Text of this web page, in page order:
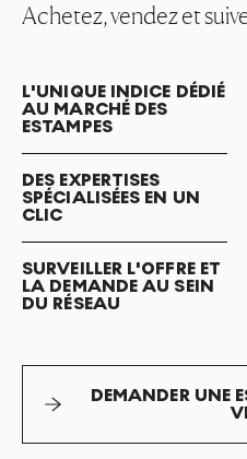
Achetez, vendez et
L'UNIQUE INDICE DÉDIÉ
AU MARCHÉ DES
ESTAMPES
DES EXPERTISES
SPÉCIALISÉES EN UN
CLIC
SURVEILLER L'OFFRE ET
LA DEMANDE AU SEIN
DU RÉSEAU
DEMANDER UNE